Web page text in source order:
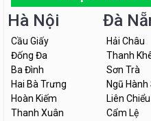
Hà Nội
Cầu Giấy
Đống Đa
Ba Đình
Hai Bà Trưng
Hoàn Kiếm
Thanh Xuân
Đà
Hải Châu
Thanh
Sơn Trà
Ngũ Hành
Liên Chiểu
Cẩm Lệ